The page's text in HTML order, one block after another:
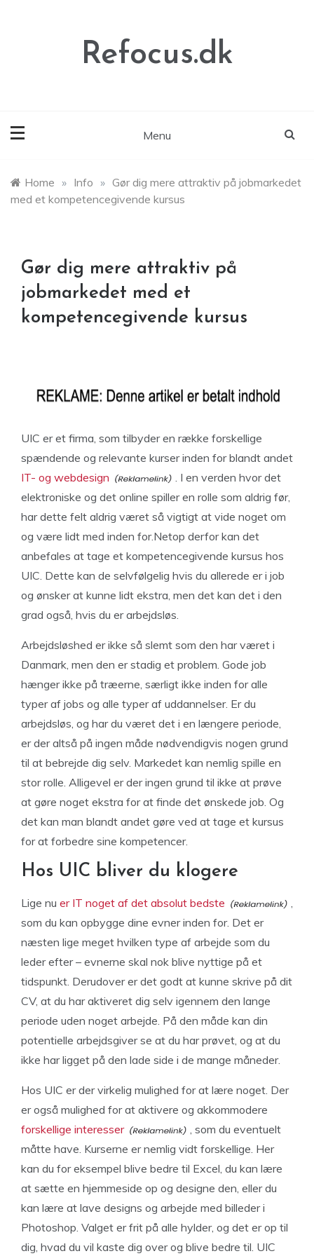
Refocus.dk
Menu
Home » Info » Gør dig mere attraktiv på jobmarkedet
med et kompetencegivende kursus
Gør dig mere attraktiv på
jobmarkedet med et
kompetencegivende kursus
UIC er et firma, som tilbyder en række forskellige
spændende og relevante kurser inden for blandt andet
IT- og webdesign
. I en verden hvor det
elektroniske og det online spiller en rolle som aldrig før,
har dette felt aldrig været så vigtigt at vide noget om
og være lidt med inden for.Netop derfor kan det
anbefales at tage et kompetencegivende kursus hos
UIC. Dette kan de selvfølgelig hvis du allerede er i job
og ønsker at kunne lidt ekstra, men det kan det i den
grad også, hvis du er arbejdsløs.
Arbejdsløshed er ikke så slemt som den har været i
Danmark, men den er stadig et problem. Gode job
hænger ikke på træerne, særligt ikke inden for alle
typer af jobs og alle typer af uddannelser. Er du
arbejdsløs, og har du været det i en længere periode,
er der altså på ingen måde nødvendigvis nogen grund
til at bebrejde dig selv. Markedet kan nemlig spille en
stor rolle. Alligevel er der ingen grund til ikke at prøve
at gøre noget ekstra for at finde det ønskede job. Og
det kan man blandt andet gøre ved at tage et kursus
for at forbedre sine kompetencer.
Hos UIC bliver du klogere
Lige nu er IT noget af det absolut bedste
,
som du kan opbygge dine evner inden for. Det er
næsten lige meget hvilken type af arbejde som du
leder efter – evnerne skal nok blive nyttige på et
tidspunkt. Derudover er det godt at kunne skrive på dit
CV, at du har aktiveret dig selv igennem den lange
periode uden noget arbejde. På den måde kan din
potentielle arbejdsgiver se at du har prøvet, og at du
ikke har ligget på den lade side i de mange måneder.
Hos UIC er der virkelig mulighed for at lære noget. Der
er også mulighed for at aktivere og akkommodere
forskellige interesser
, som du eventuelt
måtte have. Kurserne er nemlig vidt forskellige. Her
kan du for eksempel blive bedre til Excel, du kan lære
at sætte en hjemmeside op og designe den, eller du
kan lære at lave designs og arbejde med billeder i
Photoshop. Valget er frit på alle hylder, og det er op til
dig, hvad du vil kaste dig over og blive bedre til. UIC